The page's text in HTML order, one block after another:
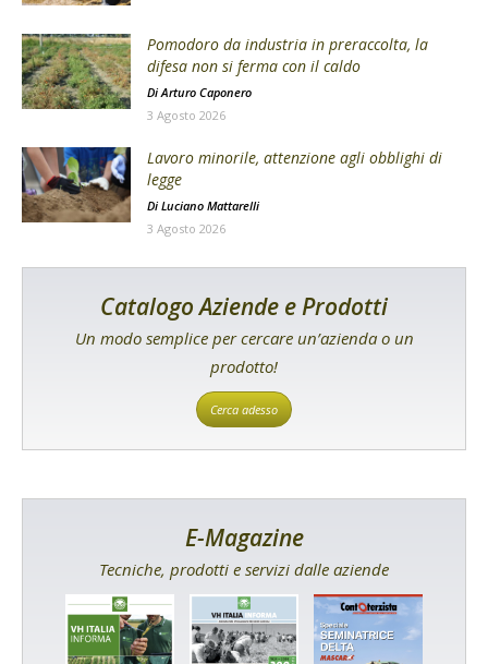
Pomodoro da industria in preraccolta, la
difesa non si ferma con il caldo
Di Arturo Caponero
3 Agosto 2026
Lavoro minorile, attenzione agli obblighi di
legge
Di Luciano Mattarelli
3 Agosto 2026
Catalogo Aziende e Prodotti
Un modo semplice per cercare un’azienda o un
prodotto!
Cerca adesso
E-Magazine
Tecniche, prodotti e servizi dalle aziende